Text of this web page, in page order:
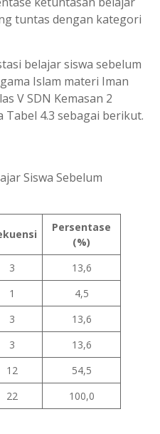
tuntas dengan kategori
belajar siswa sebelum
Islam materi Iman
V SDN Kemasan 2
4.3 sebagai berikut.
Siswa Sebelum
Persentase
(%)
3
13,6
1
4,5
3
13,6
3
13,6
12
54,5
22 100,0